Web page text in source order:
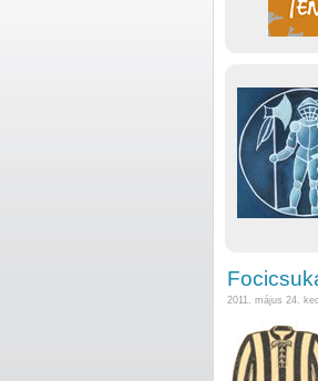
2011. május 24.